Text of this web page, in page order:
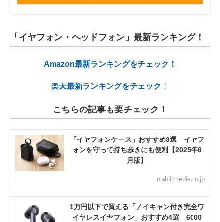
「イヤフォン・ヘッドフォン」最新ランキング！
Amazon最新ランキングをチェック！
楽天最新ランキングをチェック！
こちらの記事も要チェック！
「イヤフォンケース」おすすめ3選 イヤフ
ォンを守って持ち歩きにも便利【2025年6
月版】
nlab.itmedia.co.jp
1万円以下で買える「ノイキャン付き完全ワ
イヤレスイヤフォン」おすすめ4選 6000